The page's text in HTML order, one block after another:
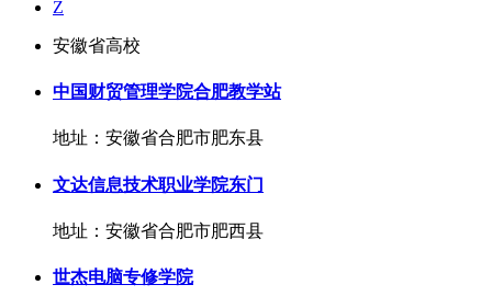
Z
安徽省高校
中国财贸管理学院合肥教学站
地址：安徽省合肥市肥东县
文达信息技术职业学院东门
地址：安徽省合肥市肥西县
世杰电脑专修学院